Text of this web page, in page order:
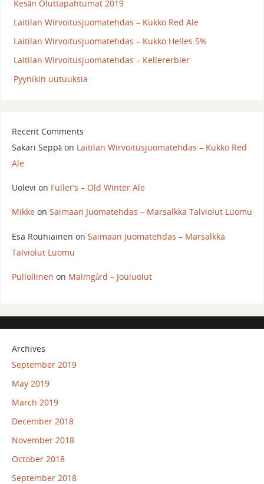
Kesän Oluttapahtumat 2019
Laitilan Wirvoitusjuomatehdas – Kukko Red Ale
Laitilan Wirvoitusjuomatehdas – Kukko Helles 5%
Laitilan Wirvoitusjuomatehdas – Kellererbier
Pyynikin uutuuksia
Recent Comments
Sakari Seppäon Laitilan Wirvoitusjuomatehdas – Kukko Red
Ale
Uolevi on Fuller’s – Old Winter Ale
Mikkeon Saimaan Juomatehdas – Marsalkka Talviolut Luomu
Esa Rouhiainen on Saimaan Juomatehdas – Marsalkka
Talviolut Luomu
Pullollinen on Malmgård – Jouluolut
Archives
September 2019
May 2019
March 2019
December 2018
November 2018
October 2018
September 2018